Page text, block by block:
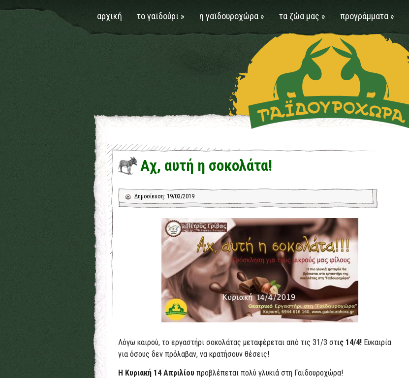
αρχική το γαϊδούρι » η γαϊδουροχώρα» τα ζώα μας » προγράμματα»
Αχ, αυτή η σοκολάτα!
Δημοσίευση: 19/03/2019
Λόγω καιρού, το εργαστήρι σοκολάτας μεταφέρεται από τις 31/3 στις 14/4! Ευκαιρία
για όσους δεν πρόλαβαν, να κρατήσουν θέσεις!
Η Κυριακή 14 Απριλίουπροβλέπεται πολύ γλυκιά στη Γαϊδουροχώρα!